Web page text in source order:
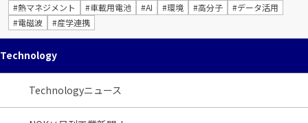
#熱マネジメント
#車載用電池 #AI #環境 #高分子
#データ活用
#電磁波
#産学連携
Technology
Technologyニュース